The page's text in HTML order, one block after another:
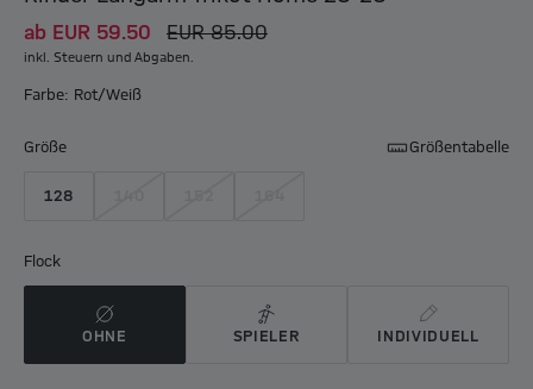
ab EUR 59.50 EUR 85.00
inkl. Steuern und Abgaben.
Farbe: Rot/Weiß
Größe Größentabelle
128
Flock
OHNE SPIELER INDIVIDUELL